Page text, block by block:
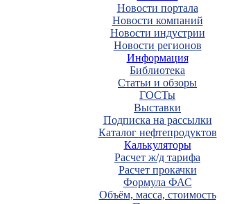
Новости портала
Новости компаний
Новости индустрии
Новости регионов
Информация
Библиотека
Статьи и обзоры
ГОСТы
Выставки
Подписка на рассылки
Каталог нефтепродуктов
Калькуляторы
Расчет ж/д тарифа
Расчет прокачки
Формула ФАС
Объём, масса, стоимость